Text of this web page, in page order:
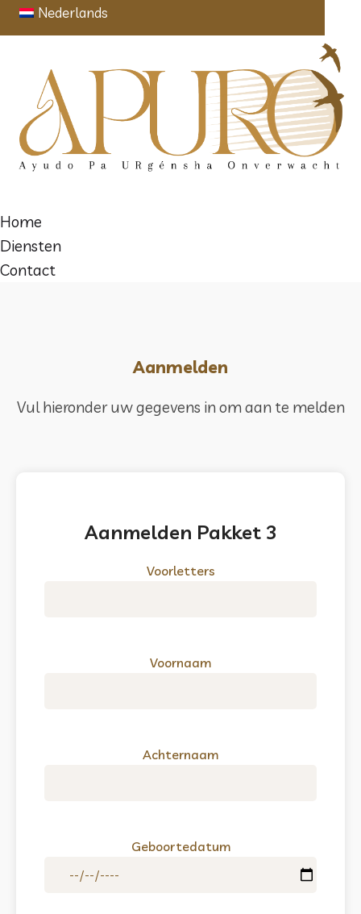
Home
Diensten
Contact
Aanmelden
Vul hieronder uw gegevens in om aan te melden
Aanmelden Pakket 3
Voorletters
Voornaam
Achternaam
Geboortedatum
Nederlands